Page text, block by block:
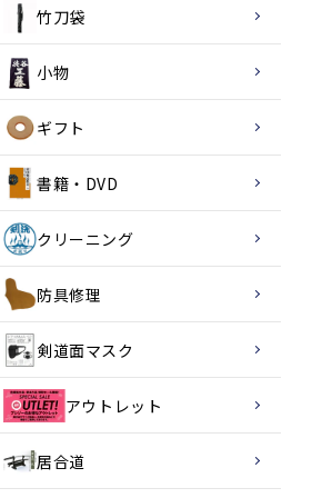
竹刀袋
小物
ギフト
書籍・DVD
クリーニング
防具修理
剣道面マスク
アウトレット
居合道